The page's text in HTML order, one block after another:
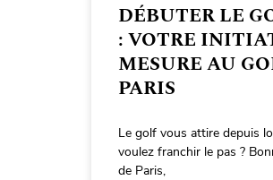
DÉBUTER LE
: VOTRE
MESURE AU
PARIS
Le golf vous attire depuis
voulez franchir le pas ?
de Paris,